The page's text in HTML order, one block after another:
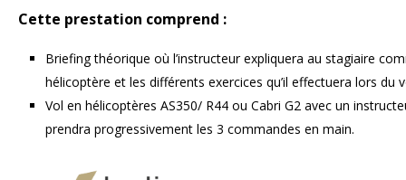
Cette prestation comprend :
Briefing théorique où l’instructeur expliquera au stagiaire
hélicoptère et les différents exercices qu’il effectuera lors du
Vol en hélicoptères AS350/ R44 ou Cabri G2 avec un
prendra progressivement les 3 commandes en main.